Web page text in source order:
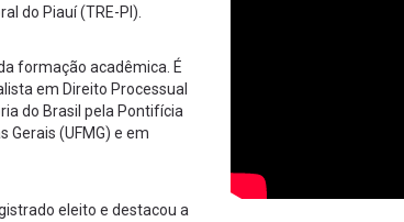
do Piauí (TRE-PI).
formação acadêmica. É
em Direito Processual
do Brasil pela Pontifícia
Gerais (UFMG) e em
eleito e destacou a